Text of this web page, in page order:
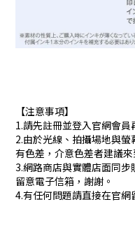
【注意事項】
1.請先註冊並登入官網會員
2.由於光線、拍攝場地與
有色差，介意色差者建議來
3.網路商店與實體店面同
留意電子信箱，謝謝。
4.有任何問題請直接在官網